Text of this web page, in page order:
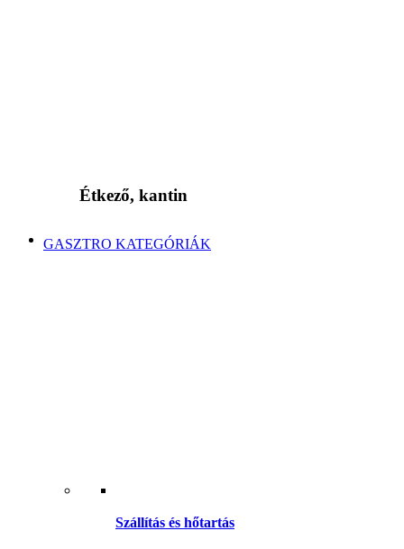
Étkező, kantin
GASZTRO KATEGÓRIÁK
Szállítás és hőtartás